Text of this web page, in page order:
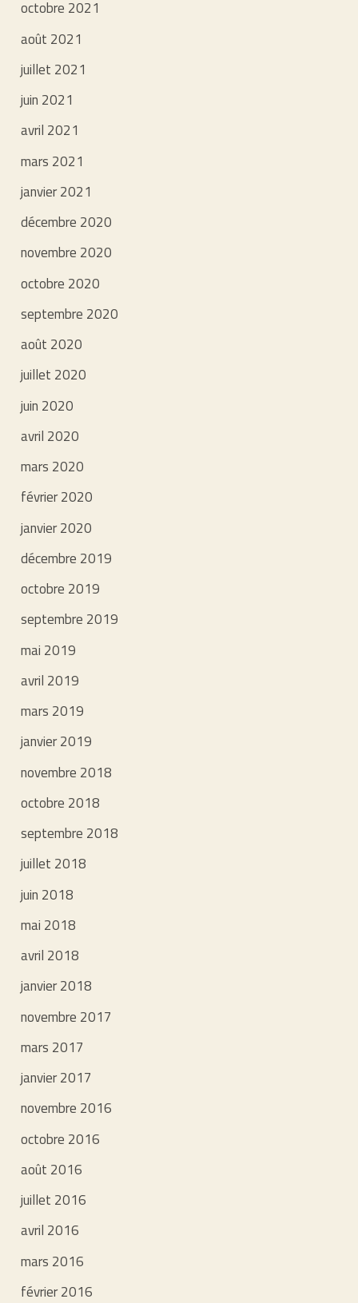
octobre 2021
août 2021
juillet 2021
juin 2021
avril 2021
mars 2021
janvier 2021
décembre 2020
novembre 2020
octobre 2020
septembre 2020
août 2020
juillet 2020
juin 2020
avril 2020
mars 2020
février 2020
janvier 2020
décembre 2019
octobre 2019
septembre 2019
mai 2019
avril 2019
mars 2019
janvier 2019
novembre 2018
octobre 2018
septembre 2018
juillet 2018
juin 2018
mai 2018
avril 2018
janvier 2018
novembre 2017
mars 2017
janvier 2017
novembre 2016
octobre 2016
août 2016
juillet 2016
avril 2016
mars 2016
février 2016